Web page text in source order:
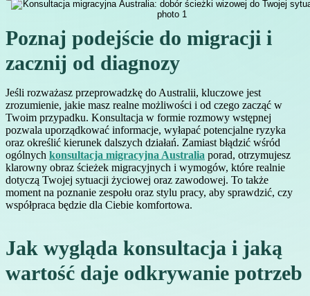
Poznaj podejście do migracji i
zacznij od diagnozy
Jeśli rozważasz przeprowadzkę do Australii, kluczowe jest
zrozumienie, jakie masz realne możliwości i od czego zacząć w
Twoim przypadku. Konsultacja w formie rozmowy wstępnej
pozwala uporządkować informacje, wyłapać potencjalne ryzyka
oraz określić kierunek dalszych działań. Zamiast błądzić wśród
ogólnych konsultacja migracyjna Australia porad, otrzymujesz
klarowny obraz ścieżek migracyjnych i wymogów, które realnie
dotyczą Twojej sytuacji życiowej oraz zawodowej. To także
moment na poznanie zespołu oraz stylu pracy, aby sprawdzić, czy
współpraca będzie dla Ciebie komfortowa.
Jak wygląda konsultacja i jaką
wartość daje odkrywanie potrzeb